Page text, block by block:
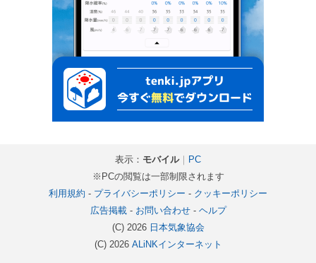
表示： モバイル｜ PC
※PCの閲覧は一部制限されます
利用規約 - プライバシーポリシー - クッキーポリシー
広告掲載- お問い合わせ- ヘルプ
(C) 2026 日本気象協会
(C) 2026 ALiNKインターネット